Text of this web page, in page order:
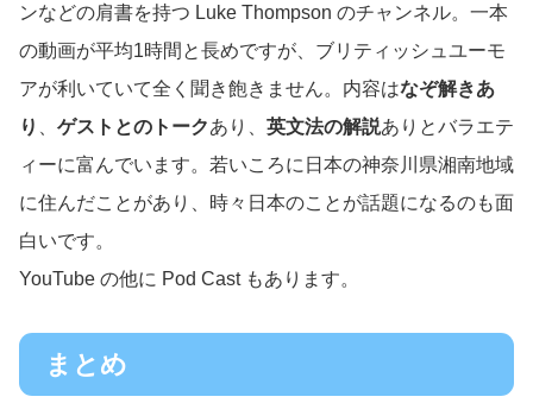
ンなどの肩書を持つ Luke Thompson のチャンネル。一本
の動画が平均1時間と長めですが、ブリティッシュユーモ
アが利いていて全く聞き飽きません。内容はなぞ解きあ
り
ゲストとのトークあり、 英文法の解説ありとバラエテ
ィーに富んでいます。若いころに日本の神奈川県湘南地域
に住んだことがあり、時々日本のことが話題になるのも面
白いです。
YouTube の他に Pod Cast もあります。
まとめ